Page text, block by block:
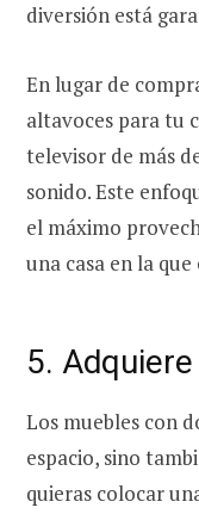
diversión está
En lugar de
altavoces para tu
televisor de más
sonido. Este
el máximo
una casa en la que
5.
Los muebles con
espacio, sino
quieras colocar